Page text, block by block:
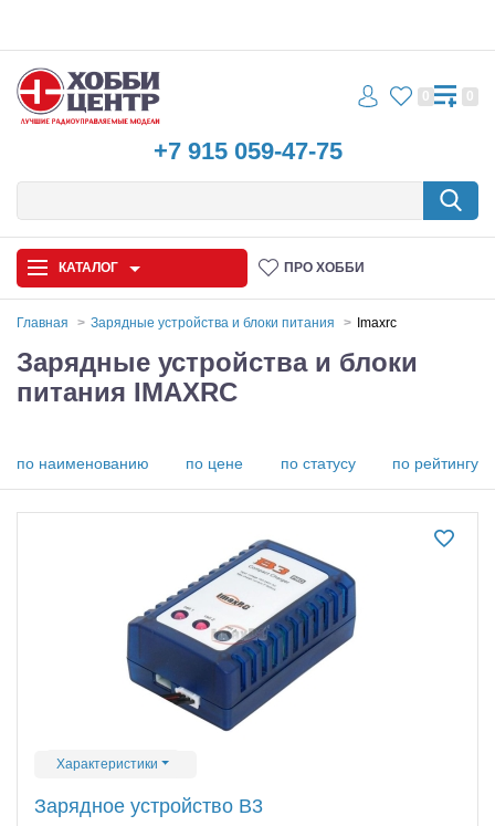
+7 915 059-47-75
0 0
КАТАЛОГ ПРО ХОББИ
Автомодели
Игрушки
Аппаратура и электроника
Главная Зарядные устройства и блоки питания Imaxrc
Зарядные устройства и блоки
питания IMAXRC
по наименованию по цене по статусу по рейтингу
Характеристики
Зарядное устройство B3